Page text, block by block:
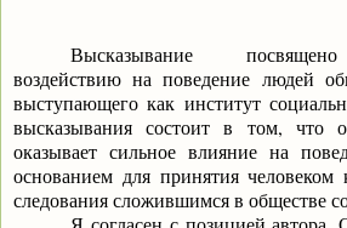
Высказывание
воздействию на поведение людей
выступающего как институт
высказывания состоит в том, что
оказывает сильное влияние на
основанием для принятия человеком
следования сложившимся в обществе